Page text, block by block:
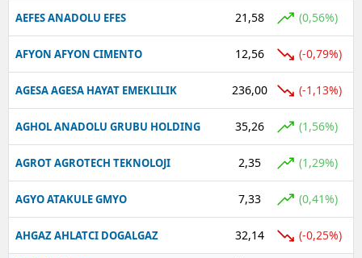
AEFES ANADOLU EFES 21,58 (0,56%)
AFYON AFYON CIMENTO 12,56 (-0,79%)
AGESA AGESA HAYAT EMEKLILIK 236,00 (-1,13%)
AGHOL ANADOLU GRUBU HOLDING 35,26 (1,56%)
AGROT AGROTECH TEKNOLOJI 2,35 (1,29%)
AGYO ATAKULE GMYO 7,33 (0,41%)
AHGAZ AHLATCI DOGALGAZ 32,14 (-0,25%)